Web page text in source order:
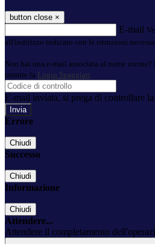
button close ×
E-mail
all'indirizzo indicato con le istruzioni
Non hai una e-mail associata al nome
tramite la Login Spaggiari
E-mail inviata, si prega di controllare
Errore
Chiudi
Successo
Chiudi
Informazione
Chiudi
Attendere...
Attendere il completamento